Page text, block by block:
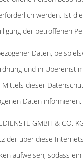
werden. Ist
der betroffenen
Daten,
und in
dieser
Daten
GMBH &
der über diese
aufweisen, sodass